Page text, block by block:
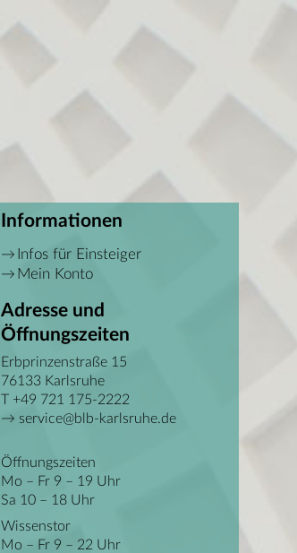
Informationen
Infos für Einsteiger
Mein Konto
Adresse und
Öffnungszeiten
Erbprinzenstraße 15
76133 Karlsruhe
T +49 721 175-2222
service@blb-karlsruhe.de
Öffnungszeiten
Mo – Fr 9 – 19 Uhr
Sa 10 – 18 Uhr
Wissenstor
Mo – Fr 9 – 22 Uhr